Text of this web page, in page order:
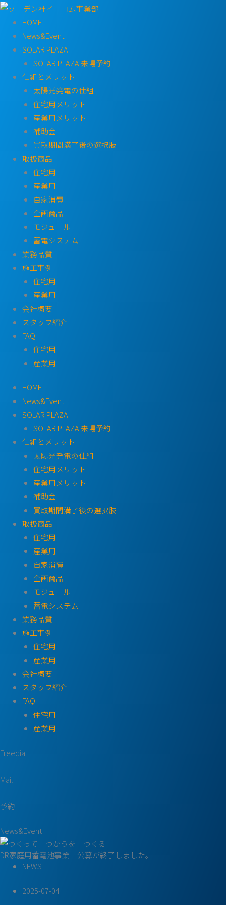
内
HOME
News&Event
SOLAR PLAZA
SOLAR PLAZA 来場予約
仕組とメリット
太陽光発電の仕組
住宅用メリット
産業用メリット
補助金
買取期間満了後の選択肢
取扱商品
住宅用
産業用
自家消費
企画商品
モジュール
蓄電システム
業務品質
施工事例
住宅用
産業用
会社概要
スタッフ紹介
FAQ
住宅用
産業用
HOME
News&Event
SOLAR PLAZA
SOLAR PLAZA 来場予約
仕組とメリット
太陽光発電の仕組
住宅用メリット
産業用メリット
補助金
買取期間満了後の選択肢
取扱商品
住宅用
産業用
自家消費
企画商品
モジュール
蓄電システム
業務品質
施工事例
住宅用
産業用
会社概要
スタッフ紹介
FAQ
住宅用
産業用
Freedial
Mail
予約
News&Event
DR家庭用蓄電池事業 公募が終了しました。
NEWS
2025-07-04